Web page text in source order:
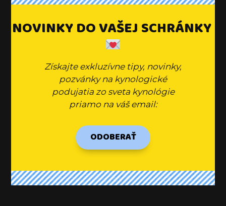
NOVINKY DO VAŠEJ SCHRÁNKY
Získajte exkluzívne tipy, novinky,
pozvánky na kynologické
podujatia zo sveta kynológie
priamo na váš email:
ODOBERAŤ